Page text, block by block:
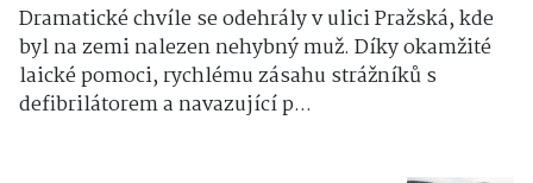
Dramatické chvíle se odehrály v ulici Pražská, kde
byl na zemi nalezen nehybný muž. Díky okamžité
laické pomoci, rychlému zásahu strážníků s
defibrilátorem a navazující p...